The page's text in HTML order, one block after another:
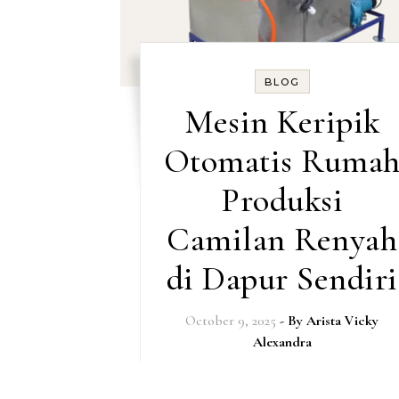
BLOG
Mesin Keripik
Otomatis
Produksi
Camilan Renyah
di Dapur Sendiri
October 9, 2025 - ByArista Vicky
Alexandra